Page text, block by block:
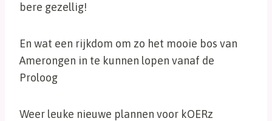
bere gezellig!
En wat een rijkdom om zo het mooie bos van
Amerongen in te kunnen lopen vanaf de
Proloog
Weer leuke nieuwe plannen voor kOERz